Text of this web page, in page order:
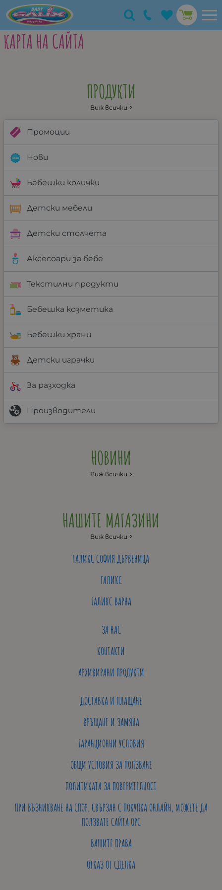
КАРТА НА САЙТА
ПРОДУКТИ
Виж всички
Промоции
Нови
Бебешки колички
Детски мебели
Детски столчета
Аксесоари за бебе
Текстилни продукти
Бебешка козметика
Бебешки храни
Детски играчки
За разходка
Производители
НОВИНИ
Виж всички
НАШИТЕ МАГАЗИНИ
Виж всички
ГАЛИКС СОФИЯ ДЪРВЕНИЦА
ГАЛИКС
ГАЛИКС ВАРНА
ЗА НАС
КОНТАКТИ
АРХИВИРАНИ ПРОДУКТИ
ДОСТАВКА И ПЛАЩАНЕ
ВРЪЩАНЕ И ЗАМЯНА
ГАРАНЦИОННИ УСЛОВИЯ
ОБЩИ УСЛОВИЯ ЗА ПОЛЗВАНЕ
ПОЛИТИКАТА ЗА ПОВЕРИТЕЛНОСТ
ПРИ ВЪЗНИКВАНЕ НА СПОР, СВЪРЗАН С ПОКУПКА ОНЛАЙН, МОЖЕТЕ ДА
ПОЛЗВАТЕ САЙТА ОРС
ВАШИТЕ ПРАВА
ОТКАЗ ОТ СДЕЛКА